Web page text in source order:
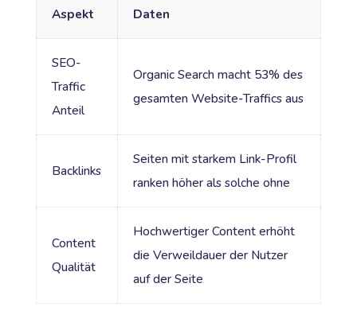
Aspekt Daten
SEO-
Traffic
Anteil
Organic Search macht 53% des
gesamten Website-Traffics aus
Backlinks
Seiten mit starkem Link-Profil
ranken höher als solche ohne
Content
Qualität
Hochwertiger Content erhöht
die Verweildauer der Nutzer
auf der Seite